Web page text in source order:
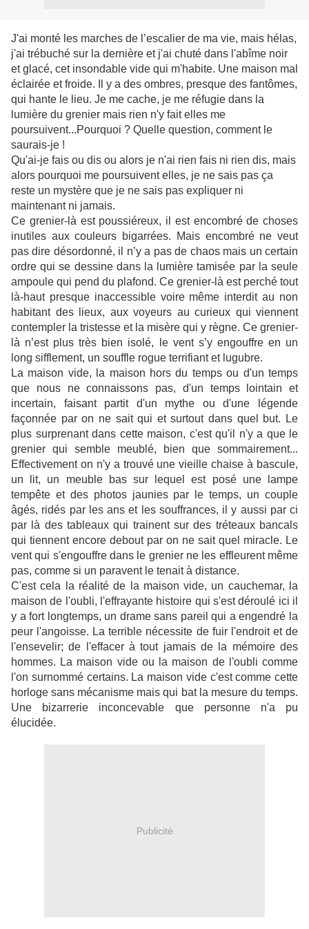
J'ai monté les marches de l’escalier de ma vie, mais hélas,
j'ai trébuché sur la dernière et j'ai chuté dans l'abîme noir
et glacé, cet insondable vide qui m'habite. Une maison mal
éclairée et froide. Il y a des ombres, presque des fantômes,
qui hante le lieu. Je me cache, je me réfugie dans la
lumière du grenier mais rien n'y fait elles me
poursuivent...Pourquoi ? Quelle question, comment le
saurais-je !
Qu'ai-je fais ou dis ou alors je n'ai rien fais ni rien dis, mais
alors pourquoi me poursuivent elles, je ne sais pas ça
reste un mystère que je ne sais pas expliquer ni
maintenant ni jamais.
Ce grenier-là est poussiéreux, il est encombré de choses
inutiles aux couleurs bigarrées. Mais encombré ne veut
pas dire désordonné, il n’y a pas de chaos mais un certain
ordre qui se dessine dans la lumière tamisée par la seule
ampoule qui pend du plafond. Ce grenier-là est perché tout
là-haut presque inaccessible voire même interdit au non
habitant des lieux, aux voyeurs au curieux qui viennent
contempler la tristesse et la misère qui y règne. Ce grenier-
là n’est plus très bien isolé, le vent s’y engouffre en un
long sifflement, un souffle rogue terrifiant et lugubre.
La maison vide, la maison hors du temps ou d'un temps
que nous ne connaissons pas, d'un temps lointain et
incertain, faisant partit d'un mythe ou d'une légende
façonnée par on ne sait qui et surtout dans quel but. Le
plus surprenant dans cette maison, c'est qu'il n'y a que le
grenier qui semble meublé, bien que sommairement...
Effectivement on n'y a trouvé une vieille chaise à bascule,
un lit, un meuble bas sur lequel est posé une lampe
tempête et des photos jaunies par le temps, un couple
âgés, ridés par les ans et les souffrances, il y aussi par ci
par là des tableaux qui trainent sur des tréteaux bancals
qui tiennent encore debout par on ne sait quel miracle. Le
vent qui s'engouffre dans le grenier ne les effleurent même
pas, comme si un paravent le tenait à distance.
C'est cela la réalité de la maison vide, un cauchemar,
la
maison de l'oubli, l'effrayante histoire qui s'est déroulé ici il
y a fort longtemps, un drame sans pareil qui a engendré la
peur l'angoisse. La terrible nécessite de fuir l'endroit et de
l'ensevelir; de l'effacer à tout jamais de la mémoire des
hommes. La maison vide ou la maison de l'oubli comme
l'on surnommé certains. La maison vide c'est comme cette
horloge sans mécanisme mais qui bat la mesure du temps.
Une bizarrerie inconcevable que personne n'a pu
élucidée.
Publicité